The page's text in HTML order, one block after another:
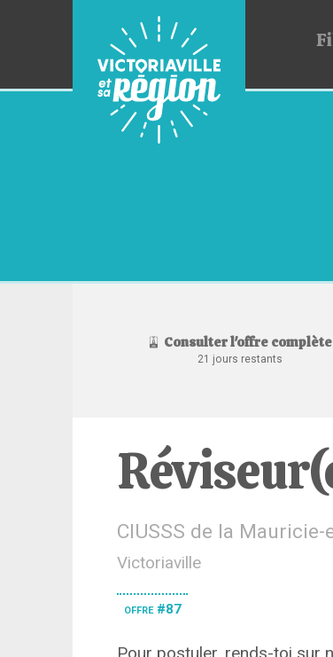
Consulter l'offre complète
21 jours restants
CIUSSS de la
Victoriaville
offre #87